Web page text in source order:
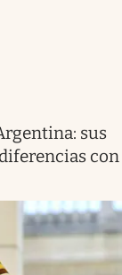
sus
con